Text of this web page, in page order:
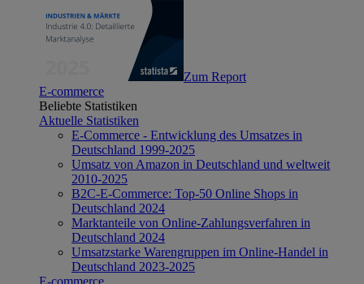
Zum Report
E-commerce
Beliebte Statistiken
Aktuelle Statistiken
E-Commerce - Entwicklung des Umsatzes in
Deutschland 1999-2025
Umsatz von Amazon in Deutschland und weltweit
2010-2025
B2C-E-Commerce: Top-50 Online Shops in
Deutschland 2024
Marktanteile von Online-Zahlungsverfahren in
Deutschland 2024
Umsatzstarke Warengruppen im Online-Handel in
Deutschland 2023-2025
E-commerce